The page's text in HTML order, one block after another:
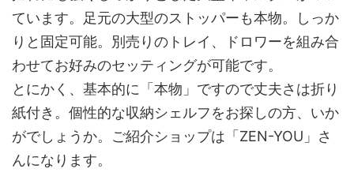
ています。足元の大型のストッパーも本物。しっか
りと固定可能。別売りのトレイ、ドロワーを組み合
わせてお好みのセッティングが可能です。
とにかく、基本的に「本物」ですので丈夫さは折り
紙付き。個性的な収納シェルフをお探しの方、いか
がでしょうか。ご紹介ショップは「ZEN-YOU」さ
んになります。